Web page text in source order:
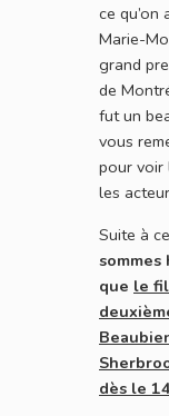
ce qu’on
Marie-
grand
de
fut un
vous
pour voir
les
Suite à
que le
dès le